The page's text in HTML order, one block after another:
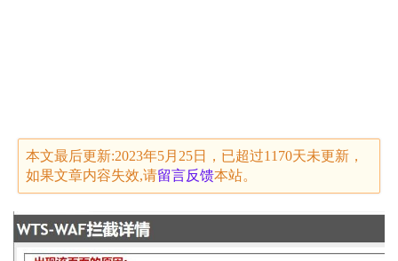
本文最后更新:2023年5月25日，已超过1170天未更新，
如果文章内容失效,请留言反馈本站。